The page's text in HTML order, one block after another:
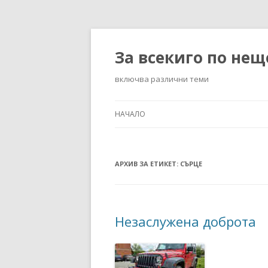
За всекиго по
включва различни теми
НАЧАЛО
АРХИВ ЗА ЕТИКЕТ: СЪРЦЕ
Незаслужена доброта